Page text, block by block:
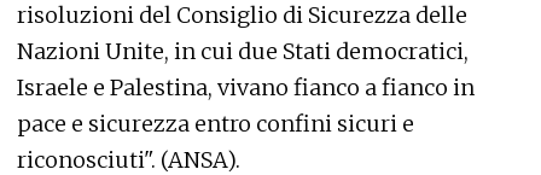
risoluzioni del Consiglio di Sicurezza delle
Nazioni Unite, in cui due Stati democratici,
Israele e Palestina, vivano fianco a fianco in
pace e sicurezza entro confini sicuri e
riconosciuti". (ANSA).